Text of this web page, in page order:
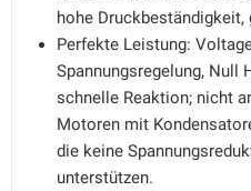
hohe
Perfekte Leistung:
Spannungsregelung, Null
schnelle Reaktion; nicht
Motoren mit
die keine
unterstützen.